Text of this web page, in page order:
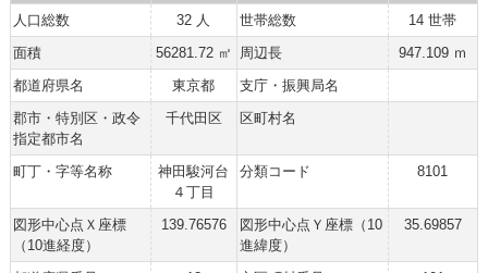
人口総数
32 人 世帯総数
14 世帯
面積
56281.72 ㎡ 周辺長
947.109 ｍ
都道府県名
東京都
支庁・振興局名
郡市・特別区・政令
指定都市名
千代田区 区町村名
町丁・字等名称
神田駿河台
４丁目
分類コード 8101
図形中心点Ｘ座標
（10進経度）
139.76576
図形中心点Ｙ座標（10
進緯度）
35.69857